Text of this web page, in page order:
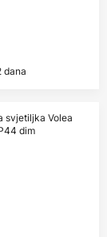
dana
svjetiljka Volea
dim